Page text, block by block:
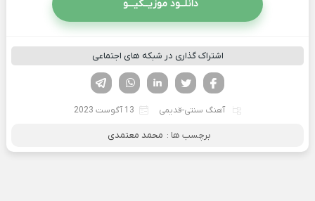
دانلــود موزیــکیـــو
اشتراک گذاری در شبکه های اجتماعی
لینکدین تویتر
فیسوک
آهنگ سنتی-قدیمی 13 آگوست 2023
برچسب ها : محمد معتمدی